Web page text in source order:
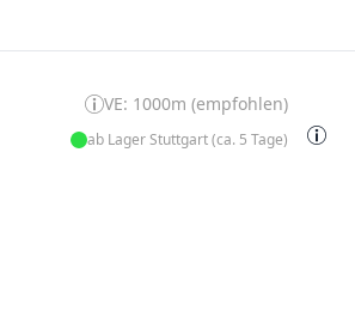
VE: 1000m (empfohlen)
ab Lager Stuttgart (ca. 5 Tage)